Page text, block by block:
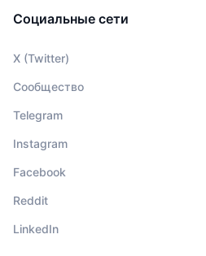
Социальные сети
X (Twitter)
Сообщество
Telegram
Instagram
Facebook
Reddit
LinkedIn